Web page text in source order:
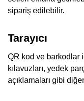
sipariş edilebilir.
Tarayıcı
QR kod ve barkodlar
kılavuzları, yedek
açıklamaları gibi